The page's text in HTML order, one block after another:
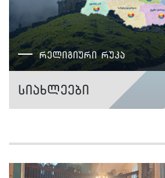
რელიგიური რუკა
სიახლეები